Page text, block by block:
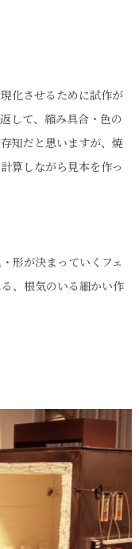
化させるために試作が
して、縮み具合・色の
知だと思いますが、焼
算しながら見本を作っ
形が決まっていくフェ
、根気のいる細かい作